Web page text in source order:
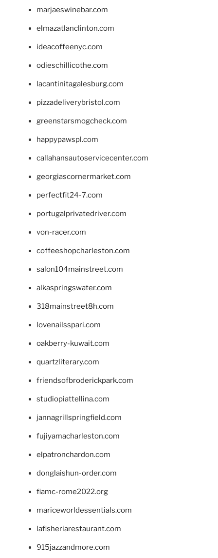
marjaeswinebar.com
elmazatlanclinton.com
ideacoffeenyc.com
odieschillicothe.com
lacantinitagalesburg.com
pizzadeliverybristol.com
greenstarsmogcheck.com
happypawspl.com
callahansautoservicecenter.com
georgiascornermarket.com
perfectfit24-7.com
portugalprivatedriver.com
von-racer.com
coffeeshopcharleston.com
salon104mainstreet.com
alkaspringswater.com
318mainstreet8h.com
lovenailsspari.com
oakberry-kuwait.com
quartzliterary.com
friendsofbroderickpark.com
studiopiattellina.com
jannagrillspringfield.com
fujiyamacharleston.com
elpatronchardon.com
donglaishun-order.com
fiamc-rome2022.org
mariceworldessentials.com
lafisheriarestaurant.com
915jazzandmore.com